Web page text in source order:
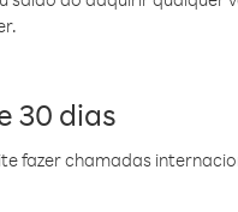
30 dias
fazer chamadas